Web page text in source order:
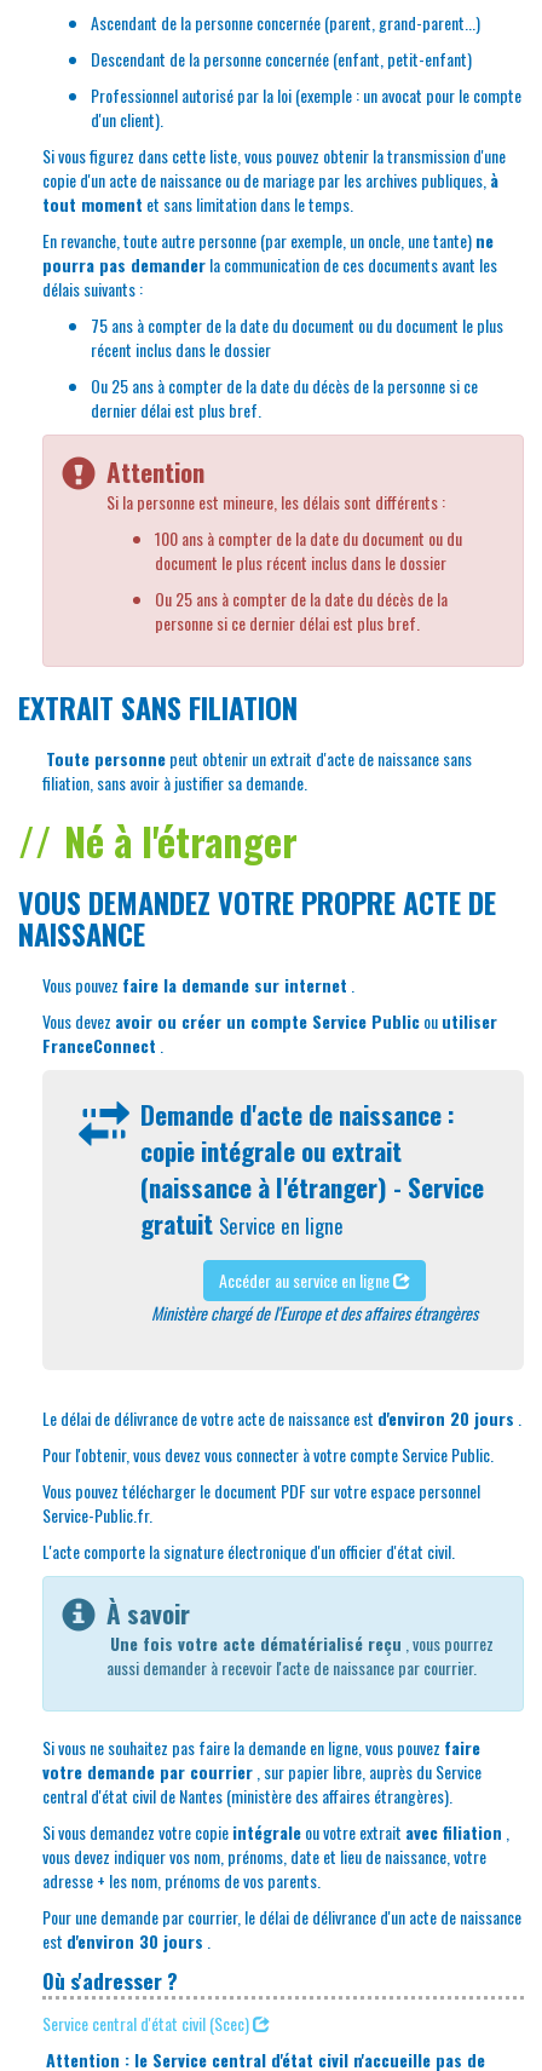
Ascendant de la personne concernée (parent, grand-parent...)
Descendant de la personne concernée (enfant, petit-enfant)
Professionnel autorisé par la loi (exemple : un avocat pour le compte
d'un client).
Si vous figurez dans cette liste, vous pouvez obtenir la transmission d'une
copie d'un acte de naissance ou de mariage par les archives publiques, à
tout moment et sans limitation dans le temps.
En revanche, toute autre personne (par exemple, un oncle, une tante)ne
pourra pas demanderla communication de ces documents avant les
délais suivants :
75 ans à compter de la date du document ou du document le plus
récent inclus dans le dossier
Ou 25 ans à compter de la date du décès de la personne si ce
dernier délai est plus bref.
Attention
Si la personne est mineure, les délais sont différents :
100 ans à compter de la date du document ou du
document le plus récent inclus dans le dossier
Ou 25 ans à compter de la date du décès de la
personne si ce dernier délai est plus bref.
EXTRAIT SANS FILIATION
Toute personnepeut obtenir un extrait d'acte de naissance sans
filiation, sans avoir à justifier sa demande.
Né à l'étranger
VOUS DEMANDEZ VOTRE PROPRE ACTE DE
NAISSANCE
Vous pouvez faire la demande sur internet
Vous devez avoir ou créer un compte Service Publicouutiliser
FranceConnect
Demande d'acte de naissance :
copie intégrale ou extrait
(naissance à l'étranger) - Service
gratuit Service en ligne
Accéder au service en ligne
Ministère chargé de l'Europe et des affaires étrangères
Le délai de délivrance de votre acte de naissance est d'environ 20 jours
Pour l'obtenir, vous devez vous connecter à votre compte Service Public.
Vous pouvez télécharger le document PDF sur votre espace personnel
Service-Public.fr.
L'acte comporte la signature électronique d'un officier d'état civil.
À savoir
Une fois votre acte dématérialisé reçu , vous pourrez
aussi demander à recevoir l'acte de naissance par courrier.
Si vous ne souhaitez pas faire la demande en ligne, vous pouvez faire
votre demande par courrier , sur papier libre, auprès du Service
central d'état civil de Nantes (ministère des affaires étrangères).
Si vous demandez votre copieintégraleou votre extrait avec filiation
vous devez indiquer vos nom, prénoms, date et lieu de naissance, votre
adresse + les nom, prénoms de vos parents.
Pour une demande par courrier, le délai de délivrance d'un acte de naissance
est d'environ 30 jours
Où s'adresser ?
Service central d'état civil (Scec)
Attention : le Service central d'état civil n'accueille pas de